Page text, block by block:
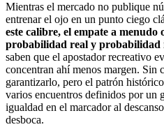
Mientras el mercado no publique
entrenar el ojo en un punto ciego
este calibre, el empate a
probabilidad real y probabilidad
saben que el apostador recreativo
concentran ahí menos margen. Sin
garantizarlo, pero el patrón
varios encuentros definidos por un
igualdad en el marcador al
desboca.